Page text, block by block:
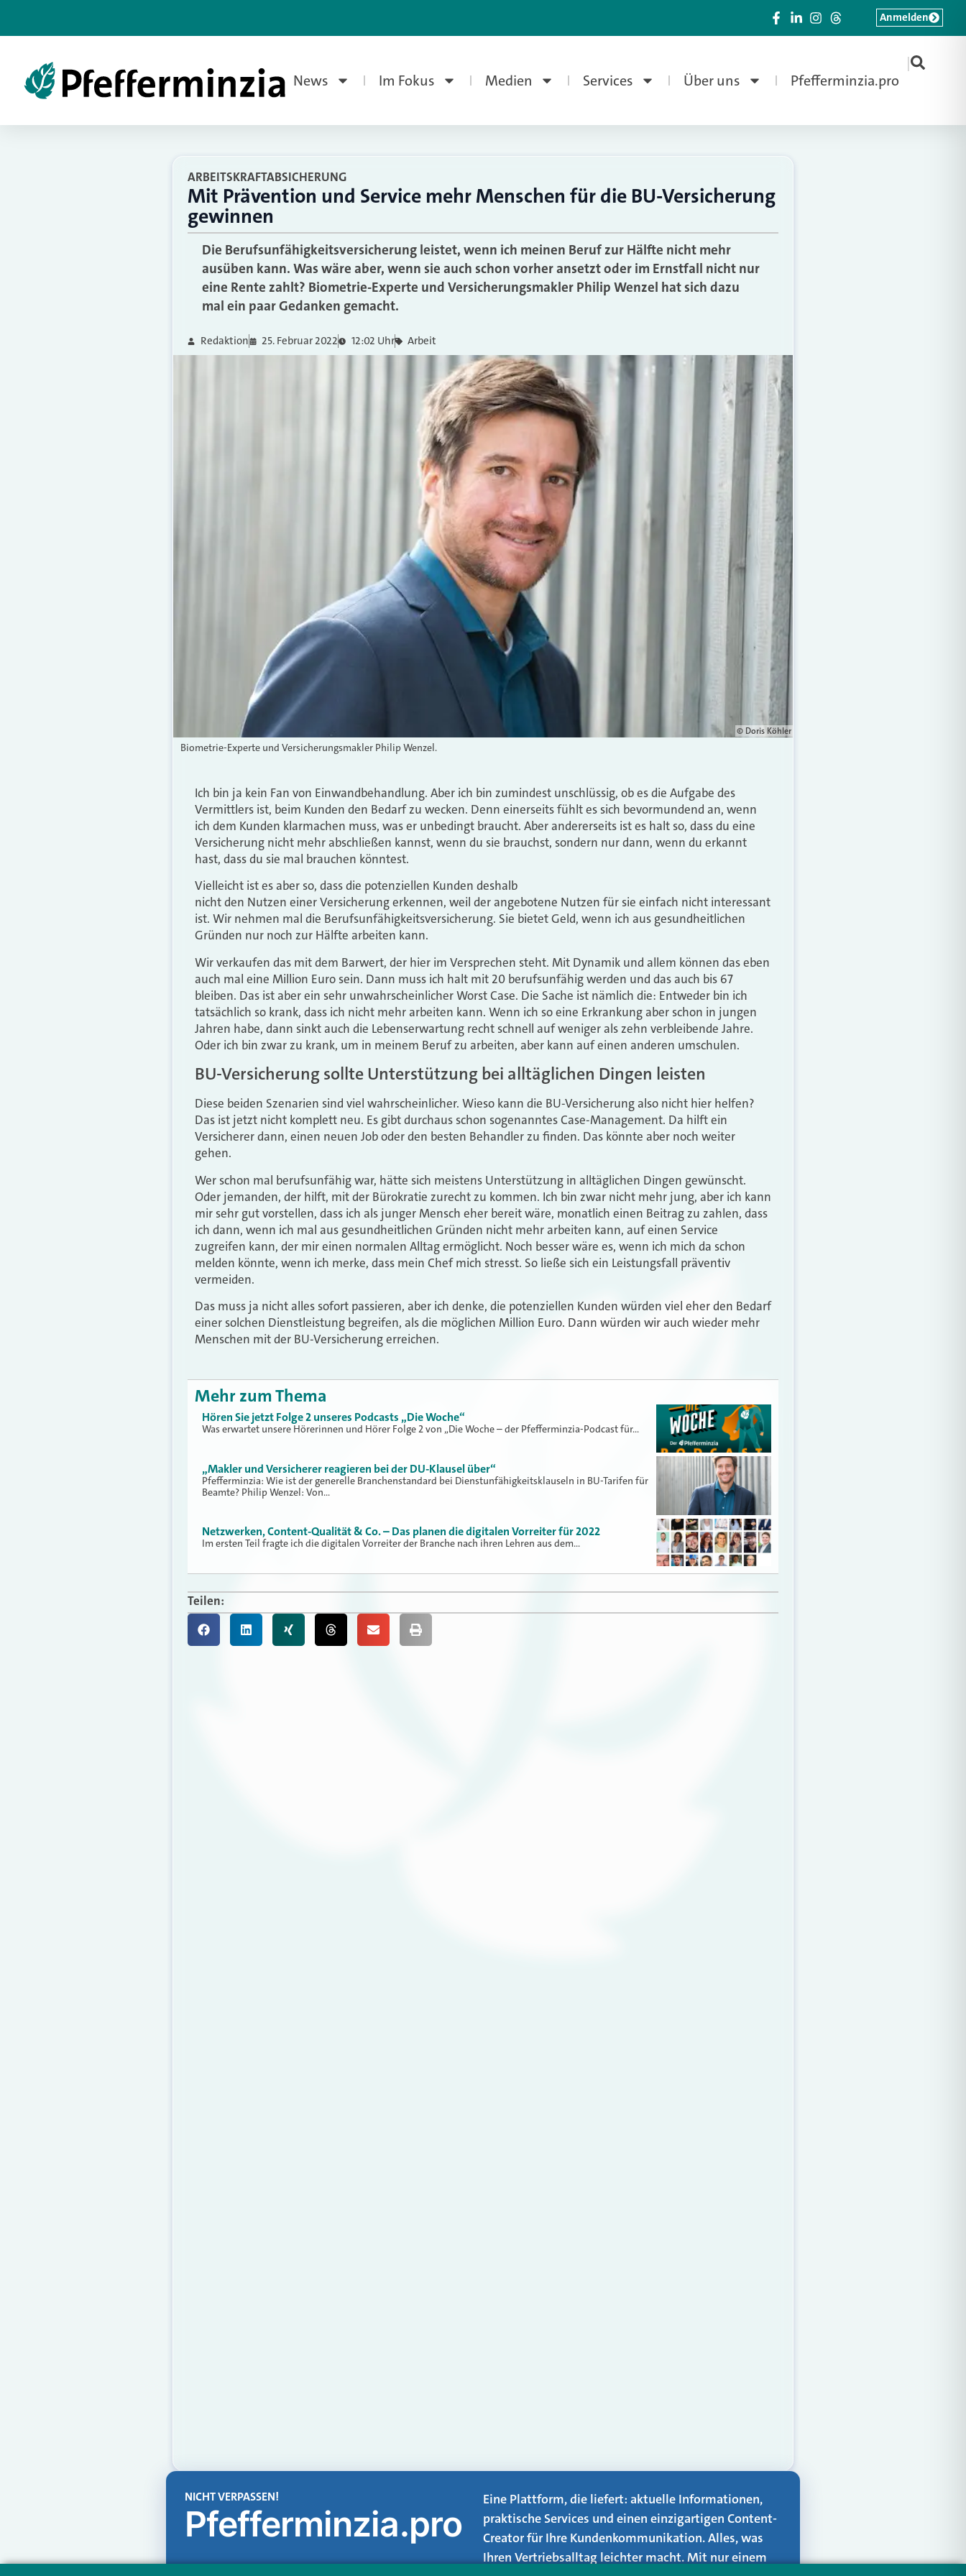
News Im Fokus Medien Services Über uns Pfefferminzia.pro
|
Anmelden
ARBEITSKRAFTABSICHERUNG
Mit Prävention und Service mehr Menschen für die BU-Versicherung
gewinnen
Die Berufsunfähigkeitsversicherung leistet, wenn ich meinen Beruf zur Hälfte nicht mehr
ausüben kann. Was wäre aber, wenn sie auch schon vorher ansetzt oder im Ernstfall nicht nur
eine Rente zahlt? Biometrie-Experte und Versicherungsmakler Philip Wenzel hat sich dazu
mal ein paar Gedanken gemacht.
Redaktion 25. Februar 2022 12:02 Uhr Arbeit
© Doris Köhler
Biometrie-Experte und Versicherungsmakler Philip Wenzel.
Ich bin ja kein Fan von Einwandbehandlung. Aber ich bin zumindest unschlüssig, ob es die Aufgabe des
Vermittlers ist, beim Kunden den Bedarf zu wecken. Denn einerseits fühlt es sich bevormundend an, wenn
ich dem Kunden klarmachen muss, was er unbedingt braucht. Aber andererseits ist es halt so, dass du eine
Versicherung nicht mehr abschließen kannst, wenn du sie brauchst, sondern nur dann, wenn du erkannt
hast, dass du sie mal brauchen könntest.
Vielleicht ist es aber so, dass die potenziellen Kunden deshalb
nicht den Nutzen einer Versicherung erkennen, weil der angebotene Nutzen für sie einfach nicht interessant
ist. Wir nehmen mal die Berufsunfähigkeitsversicherung. Sie bietet Geld, wenn ich aus gesundheitlichen
Gründen nur noch zur Hälfte arbeiten kann.
Wir verkaufen das mit dem Barwert, der hier im Versprechen steht. Mit Dynamik und allem können das eben
auch mal eine Million Euro sein. Dann muss ich halt mit 20 berufsunfähig werden und das auch bis 67
bleiben. Das ist aber ein sehr unwahrscheinlicher Worst Case. Die Sache ist nämlich die: Entweder bin ich
tatsächlich so krank, dass ich nicht mehr arbeiten kann. Wenn ich so eine Erkrankung aber schon in jungen
Jahren habe, dann sinkt auch die Lebenserwartung recht schnell auf weniger als zehn verbleibende Jahre.
Oder ich bin zwar zu krank, um in meinem Beruf zu arbeiten, aber kann auf einen anderen umschulen.
BU-Versicherung sollte Unterstützung bei alltäglichen Dingen leisten
Diese beiden Szenarien sind viel wahrscheinlicher. Wieso kann die BU-Versicherung also nicht hier helfen?
Das ist jetzt nicht komplett neu. Es gibt durchaus schon sogenanntes Case-Management. Da hilft ein
Versicherer dann, einen neuen Job oder den besten Behandler zu finden. Das könnte aber noch weiter
gehen.
Wer schon mal berufsunfähig war, hätte sich meistens Unterstützung in alltäglichen Dingen gewünscht.
Oder jemanden, der hilft, mit der Bürokratie zurecht zu kommen. Ich bin zwar nicht mehr jung, aber ich kann
mir sehr gut vorstellen, dass ich als junger Mensch eher bereit wäre, monatlich einen Beitrag zu zahlen, dass
ich dann, wenn ich mal aus gesundheitlichen Gründen nicht mehr arbeiten kann, auf einen Service
zugreifen kann, der mir einen normalen Alltag ermöglicht. Noch besser wäre es, wenn ich mich da schon
melden könnte, wenn ich merke, dass mein Chef mich stresst. So ließe sich ein Leistungsfall präventiv
vermeiden.
Das muss ja nicht alles sofort passieren, aber ich denke, die potenziellen Kunden würden viel eher den Bedarf
einer solchen Dienstleistung begreifen, als die möglichen Million Euro. Dann würden wir auch wieder mehr
Menschen mit der BU-Versicherung erreichen.
Mehr zum Thema
Hören Sie jetzt Folge 2 unseres Podcasts „Die Woche“
Was erwartet unsere Hörerinnen und Hörer Folge 2 von „Die Woche – der Pfefferminzia-Podcast für…
„Makler und Versicherer reagieren bei der DU-Klausel über“
Pfefferminzia: Wie ist der generelle Branchenstandard bei Dienstunfähigkeitsklauseln in BU-Tarifen für
Beamte? Philip Wenzel: Von…
Netzwerken, Content-Qualität & Co. – Das planen die digitalen Vorreiter für 2022
Im ersten Teil fragte ich die digitalen Vorreiter der Branche nach ihren Lehren aus dem…
Teilen:
NICHT VERPASSEN!
Pfefferminzia.pro
Eine Plattform, die liefert: aktuelle Informationen,
praktische Services und einen einzigartigen Content-
Creator für Ihre Kundenkommunikation. Alles, was
Ihren Vertriebsalltag leichter macht. Mit nur einem